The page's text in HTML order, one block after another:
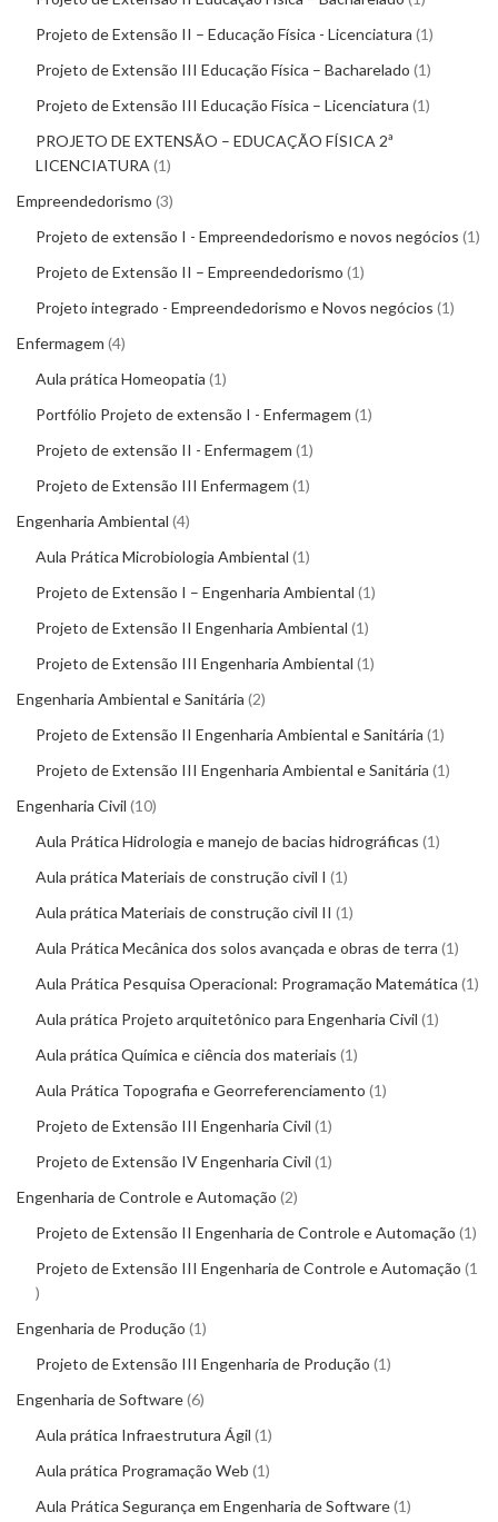
Projeto de Extensão II – Educação Física - Licenciatura 1
Projeto de Extensão III Educação Física – Bacharelado 1
Projeto de Extensão III Educação Física – Licenciatura 1
PROJETO DE EXTENSÃO – EDUCAÇÃO FÍSICA 2ª
LICENCIATURA 1
Empreendedorismo 3
Projeto de extensão I - Empreendedorismo e novos negócios 1
Projeto de Extensão II – Empreendedorismo 1
Projeto integrado - Empreendedorismo e Novos negócios 1
Enfermagem 4
Aula prática Homeopatia 1
Portfólio Projeto de extensão I - Enfermagem 1
Projeto de extensão II - Enfermagem 1
Projeto de Extensão III Enfermagem 1
Engenharia Ambiental 4
Aula Prática Microbiologia Ambiental 1
Projeto de Extensão I – Engenharia Ambiental 1
Projeto de Extensão II Engenharia Ambiental 1
Projeto de Extensão III Engenharia Ambiental 1
Engenharia Ambiental e Sanitária 2
Projeto de Extensão II Engenharia Ambiental e Sanitária 1
Projeto de Extensão III Engenharia Ambiental e Sanitária 1
Engenharia Civil 10
Aula Prática Hidrologia e manejo de bacias hidrográficas 1
Aula prática Materiais de construção civil I 1
Aula prática Materiais de construção civil II 1
Aula Prática Mecânica dos solos avançada e obras de terra 1
Aula Prática Pesquisa Operacional: Programação Matemática 1
Aula prática Projeto arquitetônico para Engenharia Civil 1
Aula prática Química e ciência dos materiais 1
Aula Prática Topografia e Georreferenciamento 1
Projeto de Extensão III Engenharia Civil 1
Projeto de Extensão IV Engenharia Civil 1
Engenharia de Controle e Automação 2
Projeto de Extensão II Engenharia de Controle e Automação 1
Projeto de Extensão III Engenharia de Controle e Automação 1
Engenharia de Produção 1
Projeto de Extensão III Engenharia de Produção 1
Engenharia de Software 6
Aula prática Infraestrutura Ágil 1
Aula prática Programação Web 1
Aula Prática Segurança em Engenharia de Software 1